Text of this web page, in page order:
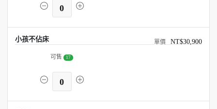
0
小孩不佔床 NT$30,900
可售 17
0